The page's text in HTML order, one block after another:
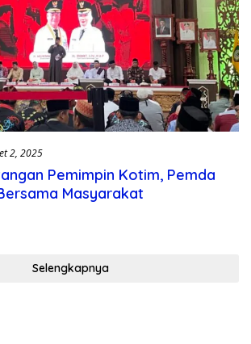
2, 2025
Pemimpin Kotim, Pemda
Masyarakat
Selengkapnya